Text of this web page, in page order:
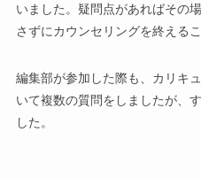
いました。疑問点があればその
さずにカウンセリングを終える
編集部が参加した際も、カリキ
いて複数の質問をしましたが、
した。